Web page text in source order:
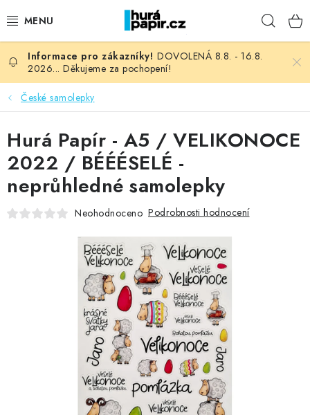
na
NOVINKY
HURÁ DÍLNA
VŠECHNO ZBOŽÍ
KNIHAŘSKÝ MATERIÁL
MOJE OBJEDNÁVKA
Kontakty Moje objednávka
Oblíbené ♥️
Hodnocení obchodu
Obchodní podmínky
DOVOLENÁ 8.8. - 16.8.
2026... Děkujeme za pochopení!
České samolepky
Hurá Papír - A5 / VELIKONOCE
2022 / BÉÉÉSELÉ -
neprůhledné samolepky
Neohodnoceno Podrobnosti hodnocení